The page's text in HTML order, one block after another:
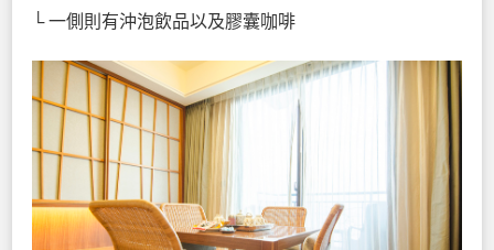
└ 一側則有沖泡飲品以及膠囊咖啡